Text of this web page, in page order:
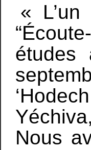
«
études
Nous